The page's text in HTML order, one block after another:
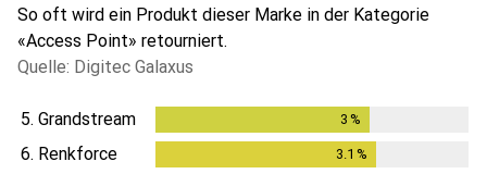
So oft wird ein Produkt dieser Marke in der Kategorie
«Access Point» retourniert.
Quelle: Digitec Galaxus
5. Grandstream 3 %
6. Renkforce 3.1 %